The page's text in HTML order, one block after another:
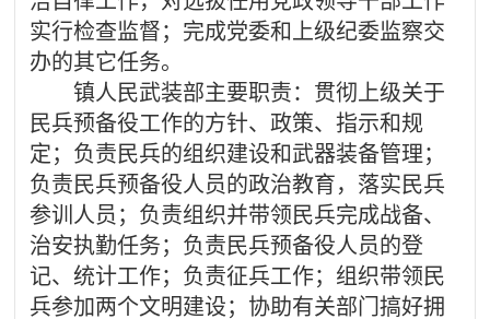
实行检查监督；完成党委和上级纪委监察交
办的其它任务。
镇人民武装部主要职责：贯彻上级关于
民兵预备役工作的方针、政策、指示和规
定；负责民兵的组织建设和武器装备管理；
负责民兵预备役人员的政治教育，落实民兵
参训人员；负责组织并带领民兵完成战备、
治安执勤任务；负责民兵预备役人员的登
记、统计工作；负责征兵工作；组织带领民
兵参加两个文明建设；协助有关部门搞好拥